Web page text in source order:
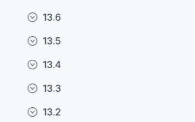
13.6
13.5
13.4
13.3
13.2